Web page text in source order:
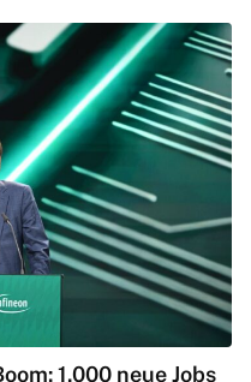
1.000 neue Jobs